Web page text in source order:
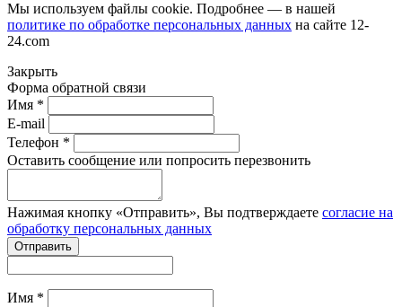
Мы используем файлы cookie. Подробнее — в нашей
политике по обработке персональных данных на сайте 12-
24.com
Закрыть
Форма обратной связи
Имя *
E-mail
Телефон *
Оставить сообщение или попросить перезвонить
Нажимая кнопку «Отправить», Вы подтверждаете согласие на
обработку персональных данных
Отправить
Имя *